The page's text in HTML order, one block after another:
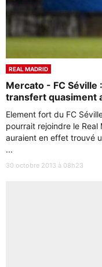
REAL MADRID
Mercato - FC Séville
transfert quasiment
Element fort du FC
pourrait rejoindre le
auraient en effet trouvé
...
30 octobre 2013 à 08h23